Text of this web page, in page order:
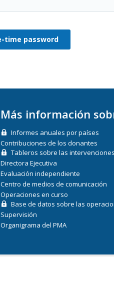
Más información
Informes anuales por países
Contribuciones de los donantes
Tableros sobre las
Directora Ejecutiva
Evaluación independiente
Centro de medios de comunicación
Operaciones en curso
Base de datos sobre las
Supervisión
Organigrama del PMA